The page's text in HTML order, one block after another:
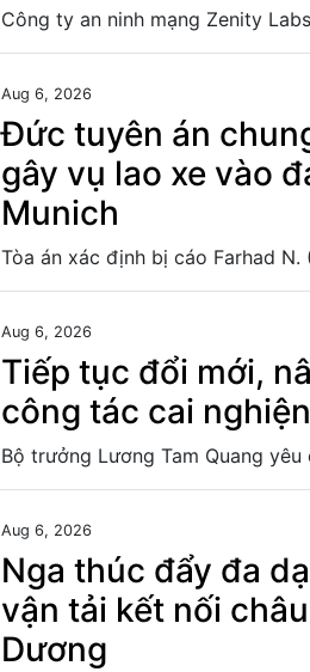
Aug 6, 2026
Đức tuyên án
gây vụ lao xe vào
Munich
Aug 6, 2026
Tiếp tục đổi mới,
công tác cai
Aug 6, 2026
Nga thúc đẩy đa
vận tải kết nối
Dương